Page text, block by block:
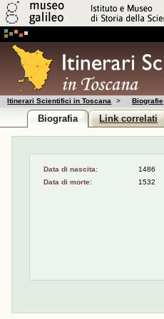
Itinerari Scientifici in Toscana > Biografie
Biografia Link correlati
Data di nascita:
1486
Data di morte:
1532